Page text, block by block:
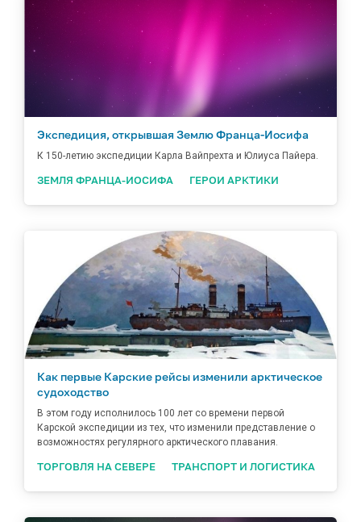
Экспедиция, открывшая Землю Франца-Иосифа
К 150-летию экспедиции Карла Вайпрехта и Юлиуса Пайера.
ЗЕМЛЯ ФРАНЦА-ИОСИФА ГЕРОИ АРКТИКИ
Как первые Карские рейсы изменили арктическое
судоходство
В этом году исполнилось 100 лет со времени первой
Карской экспедиции из тех, что изменили представление о
возможностях регулярного арктического плавания.
ТОРГОВЛЯ НА СЕВЕРЕ ТРАНСПОРТ И ЛОГИСТИКА